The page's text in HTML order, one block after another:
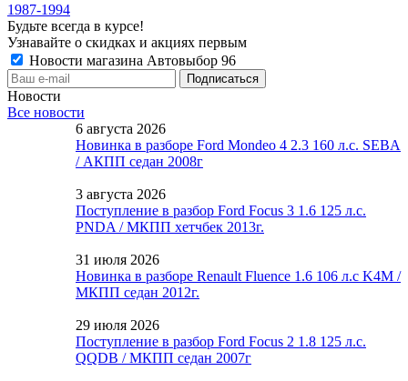
1987-1994
Будьте всегда в курсе!
Узнавайте о скидках и акциях первым
Новости магазина Автовыбор 96
Новости
Все новости
6 августа 2026
Новинка в разборе Ford Mondeo 4 2.3 160 л.с. SEBA
/ АКПП седан 2008г
3 августа 2026
Поступление в разбор Ford Focus 3 1.6 125 л.с.
PNDA / МКПП хетчбек 2013г.
31 июля 2026
Новинка в разборе Renault Fluence 1.6 106 л.с K4M /
МКПП седан 2012г.
29 июля 2026
Поступление в разбор Ford Focus 2 1.8 125 л.с.
QQDB / МКПП седан 2007г